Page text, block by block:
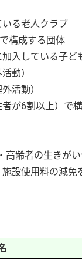
る老人クラブ
構成する団体
入している子ど
動）
活動）
が6割以上）で
者の生きがい
設使用料の減免